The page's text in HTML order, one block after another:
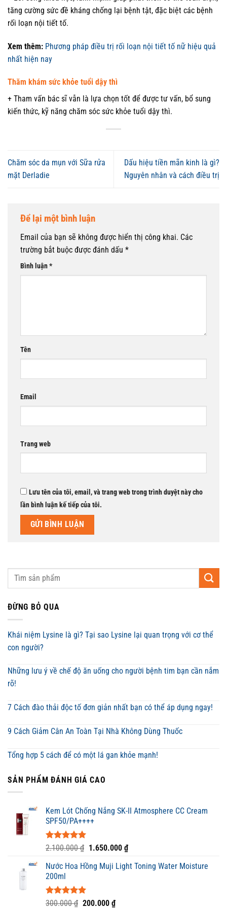
tăng cường sức đề kháng chống lại bệnh tật, đặc biệt các bệnh
rối loạn nội tiết tố.
Xem thêm: Phương pháp điều trị rối loạn nội tiết tố nữ hiệu quả
nhất hiện nay
Thăm khám sức khỏe tuổi dậy thì
+ Tham vấn bác sĩ vẫn là lựa chọn tốt để được tư vấn, bổ sung
kiến thức, kỹ năng chăm sóc sức khỏe tuổi dậy thì.
Chăm sóc da mụn với Sữa rửa
mặt Derladie
Dấu hiệu tiền mãn kinh là gì?
Nguyên nhân và cách điều trị
Để lại một bình luận
Email của bạn sẽ không được hiển thị công khai. Các
trường bắt buộc được đánh dấu *
Bình luận*
Tên
Email
Trang web
Lưu tên của tôi, email, và trang web trong trình duyệt này cho
lần bình luận kế tiếp của tôi.
ĐỪNG BỎ QUA
Khái niệm Lysine là gì? Tại sao Lysine lại quan trọng với cơ thể
con người?
Những lưu ý về chế độ ăn uống cho người bệnh tim bạn cần nắm
rõ!
7 Cách đào thải độc tố đơn giản nhất bạn có thể áp dụng ngay!
9 Cách Giảm Cân An Toàn Tại Nhà Không Dùng Thuốc
Tổng hợp 5 cách để có một lá gan khỏe mạnh!
SẢN PHẨM ĐÁNH GIÁ CAO
Kem Lót Chống Nắng SK-II Atmosphere CC Cream
SPF50/PA++++
Được xếp
5 sao
2.100.000₫ Giá
là:
1.650.000 ₫Giá
tại
Nước Hoa Hồng Muji Light Toning Water Moisture
200ml
Được xếp
300.000₫ Giá
200.000 ₫Giá